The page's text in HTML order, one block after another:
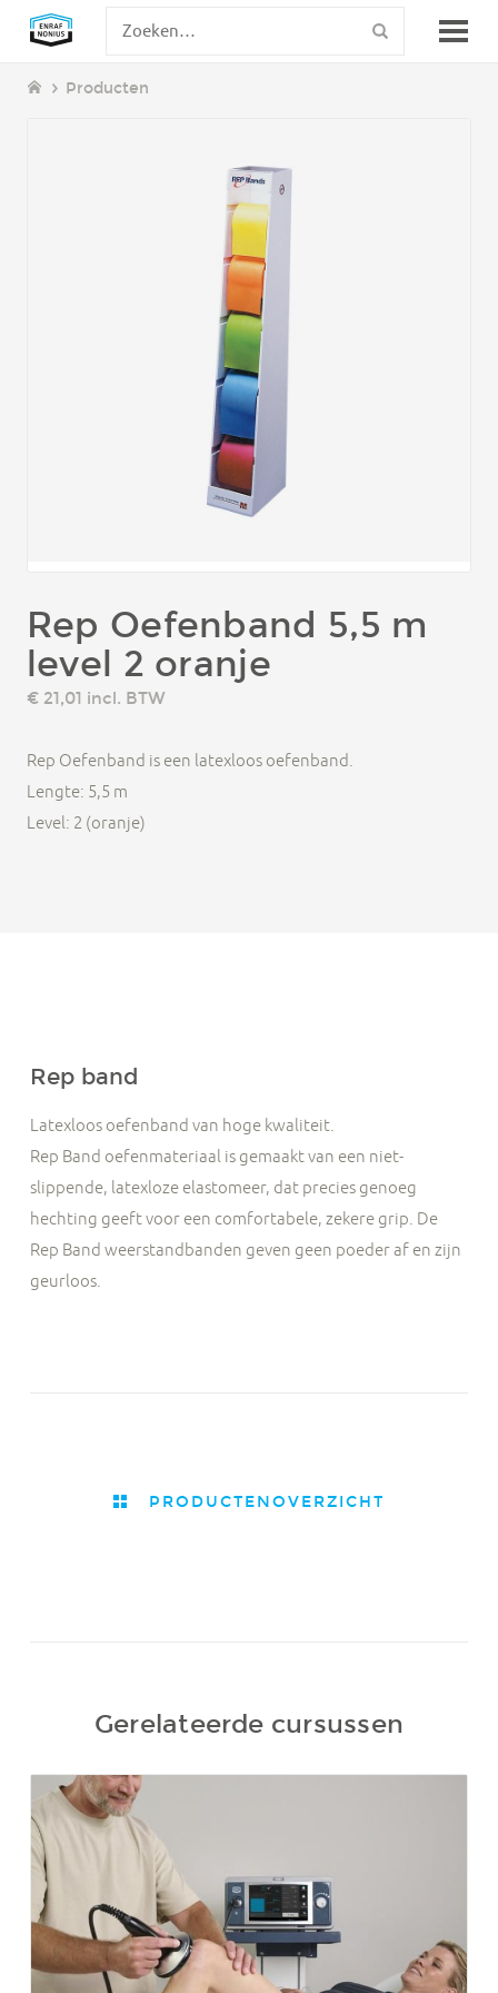
Producten
Rep Oefenband 5,5 m
level 2 oranje
€ 21,01 incl. BTW
Rep Oefenband is een latexloos oefenband.
Lengte: 5,5 m
Level: 2 (oranje)
Rep band
Latexloos oefenband van hoge kwaliteit.
Rep Band oefenmateriaal is gemaakt van een niet-
slippende, latexloze elastomeer, dat precies genoeg
hechting geeft voor een comfortabele, zekere grip. De
Rep Band weerstandbanden geven geen poeder af en zijn
geurloos.
PRODUCTENOVERZICHT
Gerelateerde cursussen